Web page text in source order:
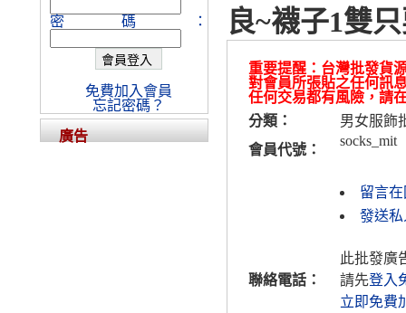
良~襪子1雙
重要提醒：台灣批發貨
對會員所張貼之任何訊
任何交易都有風險，請
分類：
男女服飾
會員代號：
socks_mit
留言
發送私
聯絡電話：
此批發廣
請先登入
立即免費
密碼：
免費加入會員
忘記密碼？
廣告